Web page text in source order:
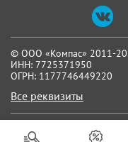
© ООО «Компас» 2011-
ИНН: 7725371950
ОГРН: 1177746449220
Все реквизиты